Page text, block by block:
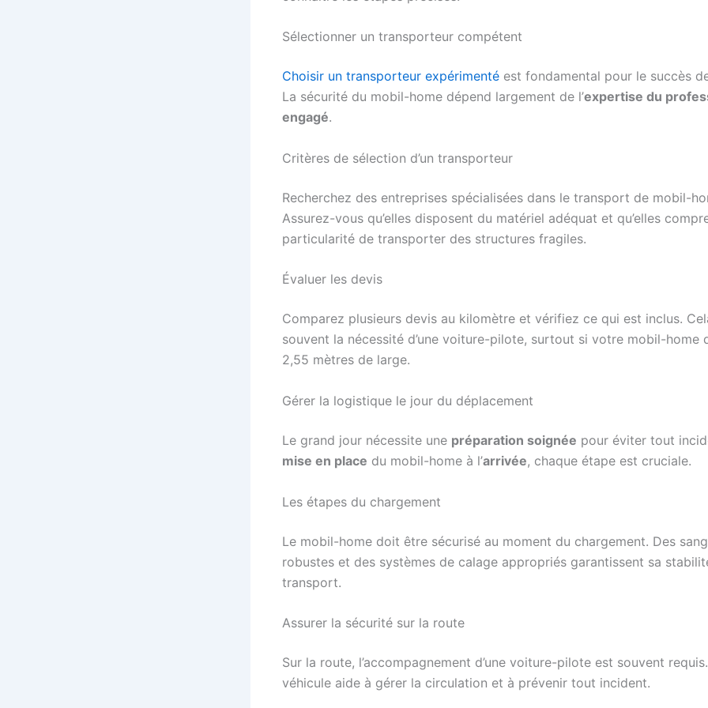
Sélectionner un transporteur compétent
Choisir un transporteur expérimenté est fondamental pour le succès
La sécurité du mobil-home dépend largement de l’expertise du
engagé.
Critères de sélection d’un transporteur
Recherchez des entreprises spécialisées dans le transport de mobil-
Assurez-vous qu’elles disposent du matériel adéquat et qu’elles
particularité de transporter des structures fragiles.
Évaluer les devis
Comparez plusieurs devis au kilomètre et vérifiez ce qui est inclus.
souvent la nécessité d’une voiture-pilote, surtout si votre mobil-home
2,55 mètres de large.
Gérer la logistique le jour du déplacement
Le grand jour nécessite une préparation soignée pour éviter tout
mise en place du mobil-home à l’arrivée, chaque étape est cruciale.
Les étapes du chargement
Le mobil-home doit être sécurisé au moment du chargement. Des
robustes et des systèmes de calage appropriés garantissent sa
transport.
Assurer la sécurité sur la route
Sur la route, l’accompagnement d’une voiture-pilote est souvent
véhicule aide à gérer la circulation et à prévenir tout incident.